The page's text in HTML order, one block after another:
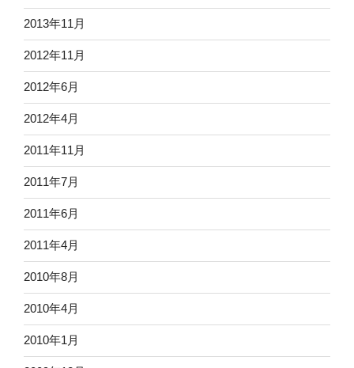
2013年11月
2012年11月
2012年6月
2012年4月
2011年11月
2011年7月
2011年6月
2011年4月
2010年8月
2010年4月
2010年1月